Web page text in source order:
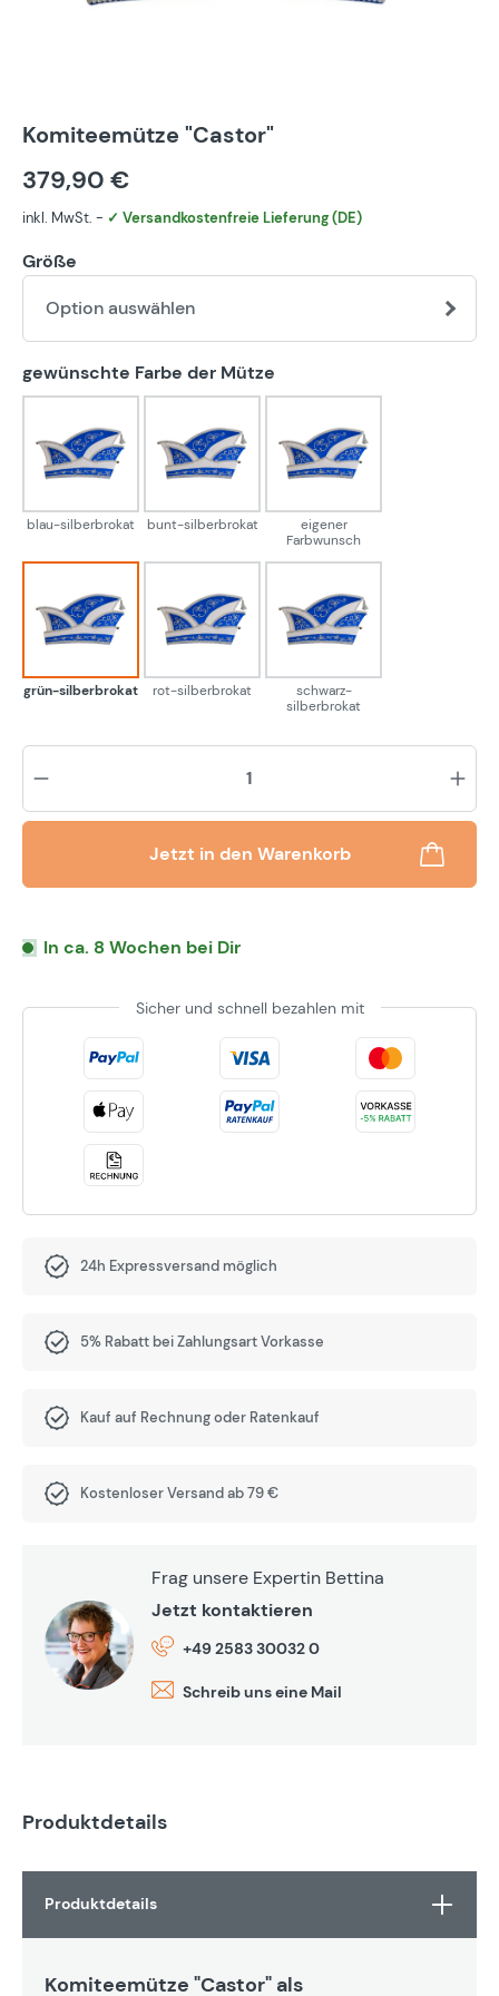
Komiteemütze "Castor"
379,90 €
inkl. MwSt. - ✓ Versandkostenfreie Lieferung (DE)
Größe
Option auswählen
gewünschte Farbe der Mütze
blau-silberbrokat
blau-silberbrokat
bunt-silberbrokat
bunt-silberbrokat
eigener Farbwunsch
eigener
Farbwunsch
grün-silberbrokat
grün-silberbrokat
rot-silberbrokat
rot-silberbrokat
schwarz-silberbrokat
schwarz-
silberbrokat
Jetzt in den Warenkorb
In ca. 8 Wochen bei Dir
Sicher und schnell bezahlen mit
24h Expressversand möglich
5% Rabatt bei Zahlungsart Vorkasse
Kauf auf Rechnung oder Ratenkauf
Kostenloser Versand ab 79 €
Frag unsere Expertin Bettina
Jetzt kontaktieren
+49 2583 30032 0
Schreib uns eine Mail
Produktdetails
Produktdetails
Komiteemütze "Castor" als